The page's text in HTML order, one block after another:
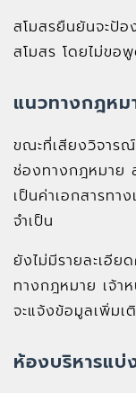
สโมสรยืนยันจะป้
สโมสร โดยไม่ขอ
แนวทางกฎหม
ขณะที่เสียงวิจาร
ช่องทางกฎหมาย
เป็นค่าเอกสารท
จำเป็น
ยังไม่มีรายละเอีย
ทางกฎหมาย เจ้า
จะแจ้งข้อมูลเพิ่มเ
ห้องบริหารแ